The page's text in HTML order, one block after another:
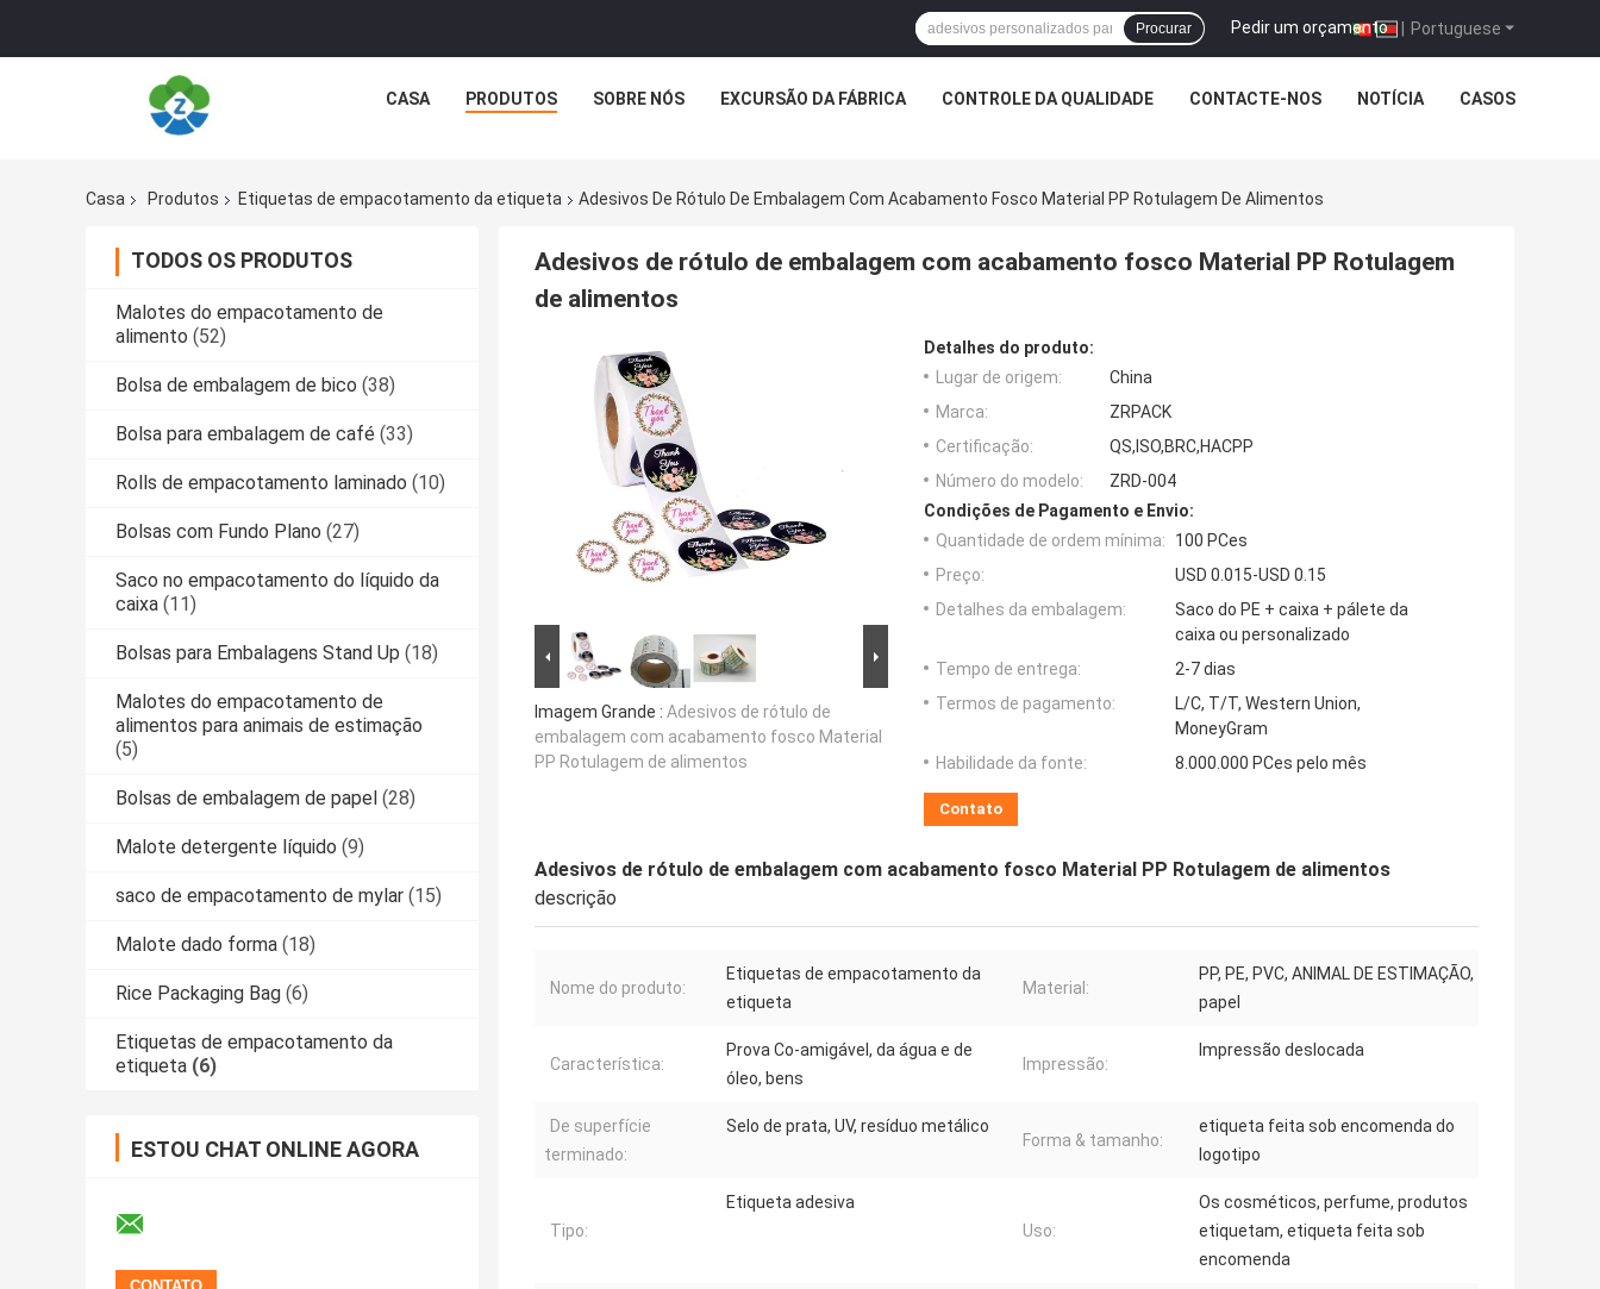
Portuguese
Pedir um orçamento |
Procurar
CASA PRODUTOS SOBRE NÓS EXCURSÃO DA FÁBRICA CONTROLE DA QUALIDADE CONTACTE-NOS NOTÍCIA CASOS
Casa Produtos Etiquetas de empacotamento da etiqueta Adesivos De Rótulo De Embalagem Com Acabamento Fosco Material PP Rotulagem De Alimentos
TODOS OS PRODUTOS
Malotes do empacotamento de
alimento (52)
Bolsa de embalagem de bico (38)
Bolsa para embalagem de café (33)
Rolls de empacotamento laminado (10)
Bolsas com Fundo Plano (27)
Saco no empacotamento do líquido da
caixa (11)
Bolsas para Embalagens Stand Up (18)
Malotes do empacotamento de
alimentos para animais de estimação
(5)
Bolsas de embalagem de papel (28)
Malote detergente líquido (9)
saco de empacotamento de mylar (15)
Malote dado forma (18)
Rice Packaging Bag (6)
Etiquetas de empacotamento da
etiqueta (6)
ESTOU CHAT ONLINE AGORA
Adesivos de rótulo de embalagem com acabamento fosco Material PP Rotulagem
de alimentos
Imagem Grande : Adesivos de rótulo de
embalagem com acabamento fosco Material
PP Rotulagem de alimentos
Detalhes do produto:
Lugar de origem:
China
Marca:
ZRPACK
Certificação:
QS,ISO,BRC,HACPP
Número do modelo:
ZRD-004
Condições de Pagamento e Envio:
Quantidade de ordem mínima:
100 PCes
Preço:
USD 0.015-USD 0.15
Detalhes da embalagem:
Saco do PE + caixa + pálete da
caixa ou personalizado
Tempo de entrega:
2-7 dias
Termos de pagamento:
L/C, T/T, Western Union,
MoneyGram
Habilidade da fonte:
8.000.000 PCes pelo mês
Contato
Adesivos de rótulo de embalagem com acabamento fosco Material PP Rotulagem de alimentos
descrição
Nome do produto:
Etiquetas de empacotamento da
etiqueta
Material:
PP, PE, PVC, ANIMAL DE ESTIMAÇÃO,
papel
Característica:
Prova Co-amigável, da água e de
óleo, bens
Impressão:
Impressão deslocada
De superfície
terminado:
Selo de prata, UV, resíduo metálico
Forma & tamanho:
etiqueta feita sob encomenda do
logotipo
Tipo:
Etiqueta adesiva
Uso:
Os cosméticos, perfume, produtos
etiquetam, etiqueta feita sob
encomenda